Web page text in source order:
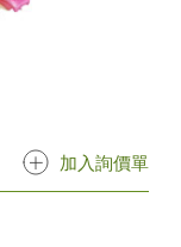
加入詢價單